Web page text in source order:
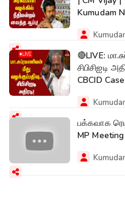
Kumudam
🔴LIVE:
சிபிசிஐடி
CBCID Case
பக்கவாக
MP